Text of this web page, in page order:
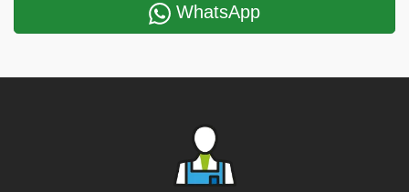
WhatsApp